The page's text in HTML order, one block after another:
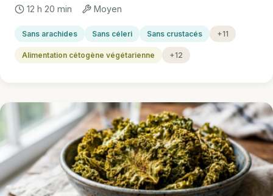
12 h 20 min Moyen
Sans arachides Sans céleri Sans crustacés +11
Alimentation cétogène végétarienne +12